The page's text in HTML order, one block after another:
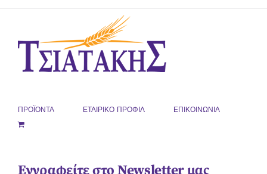
ΠΡΟΪΟΝΤΑ ΕΤΑΙΡΙΚΟ ΠΡΟΦΙΛ ΕΠΙΚΟΙΝΩΝΙΑ